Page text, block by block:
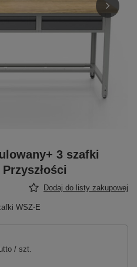
3 szafki
Dodaj do listy zakupowej
WSZ-E
/ szt.